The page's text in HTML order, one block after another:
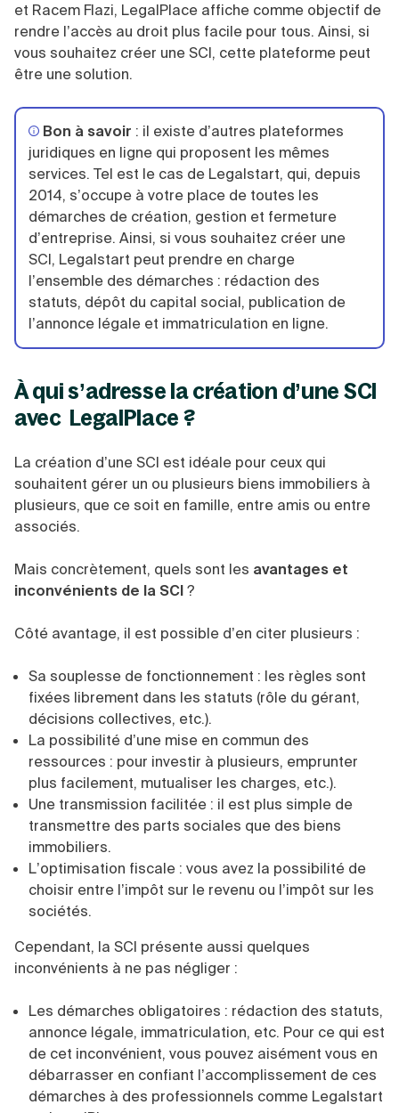
et Racem Flazi, LegalPlace affiche comme objectif de
rendre l’accès au droit plus facile pour tous. Ainsi, si
vous souhaitez créer une SCI, cette plateforme peut
être une solution.
Bon à savoir : il existe d’autres plateformes
juridiques en ligne qui proposent les mêmes
services. Tel est le cas de Legalstart, qui, depuis
2014, s’occupe à votre place de toutes les
démarches de création, gestion et fermeture
d’entreprise. Ainsi, si vous souhaitez créer une
SCI, Legalstart peut prendre en charge
l’ensemble des démarches : rédaction des
statuts, dépôt du capital social, publication de
l’annonce légale et immatriculation en ligne.
À qui s’adresse la création d’une SCI
avec LegalPlace ?
La création d’une SCI est idéale pour ceux qui
souhaitent gérer un ou plusieurs biens immobiliers à
plusieurs, que ce soit en famille, entre amis ou entre
associés.
Mais concrètement, quels sont les avantages et
inconvénients de la SCI?
Côté avantage, il est possible d’en citer plusieurs :
Sa souplesse de fonctionnement : les règles sont
fixées librement dans les statuts (rôle du gérant,
décisions collectives, etc.).
La possibilité d’une mise en commun des
ressources : pour investir à plusieurs, emprunter
plus facilement, mutualiser les charges, etc.).
Une transmission facilitée : il est plus simple de
transmettre des parts sociales que des biens
immobiliers.
L’optimisation fiscale : vous avez la possibilité de
choisir entre l’impôt sur le revenu ou l’impôt sur les
sociétés.
Cependant, la SCI présente aussi quelques
inconvénients à ne pas négliger :
Les démarches obligatoires : rédaction des statuts,
annonce légale, immatriculation, etc. Pour ce qui est
de cet inconvénient, vous pouvez aisément vous en
débarrasser en confiant l’accomplissement de ces
démarches à des professionnels comme Legalstart